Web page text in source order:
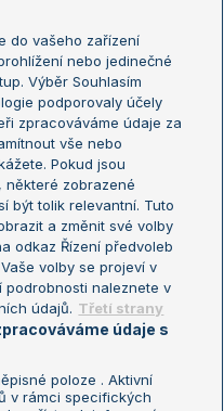
Open
Open
mistrů
mistryň
do vašeho zařízení
nebo jedinečné
Výběr Souhlasím
podporovaly účely
zpracováváme údaje za
vše nebo
Pokud jsou
některé zobrazené
být tolik relevantní. Tuto
a změnit své volby
odkaz Řízení předvoleb
volby se projeví v
podrobnosti naleznete v
údajů. Třetí strany
údaje s
poloze . Aktivní
v rámci specifických